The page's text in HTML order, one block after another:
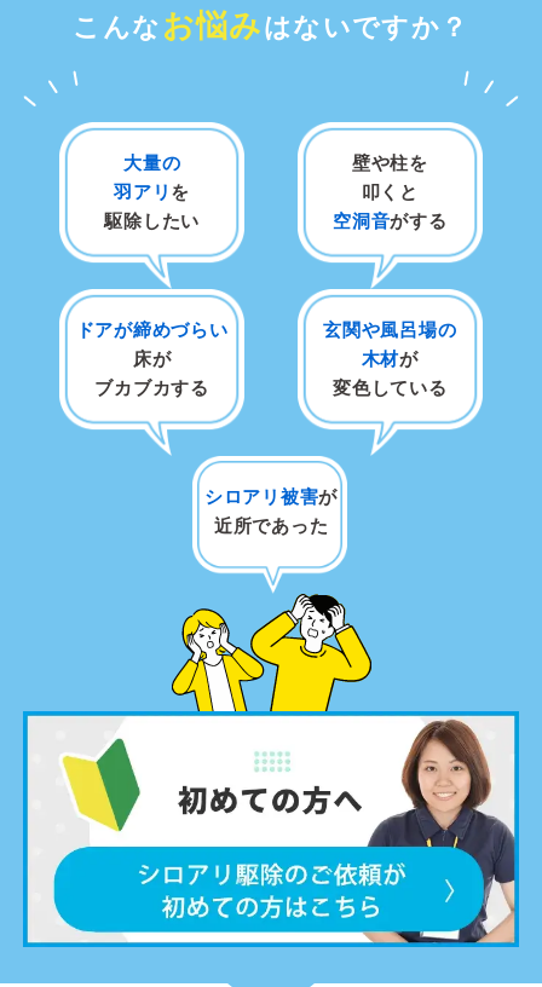
こんな お悩みはないですか？
大量の
羽アリ を
駆除したい
壁や柱を
叩くと
空洞音がする
ドアが締めづらい
床が
ブカブカする
玄関や風呂場の
木材が
変色している
シロアリ被害が
近所であった